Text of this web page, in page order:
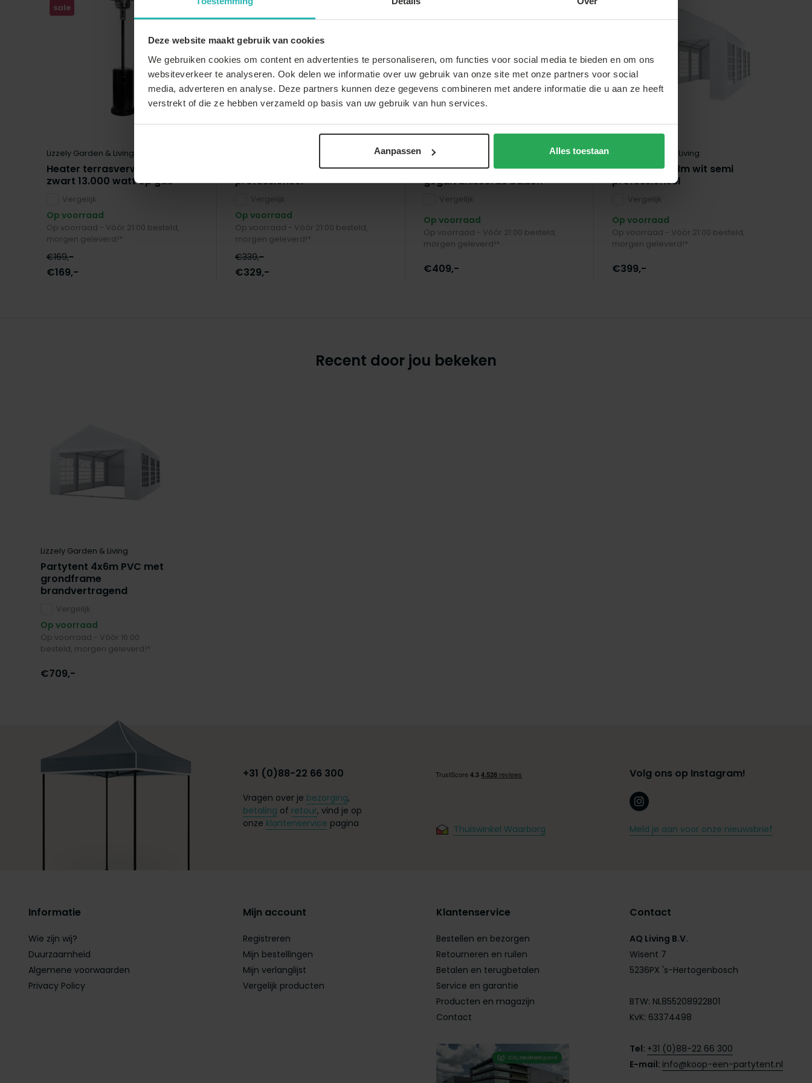
Deze website maakt gebruik van cookies
We gebruiken cookies om content en advertenties te personaliseren, om functies voor social media te bieden en om ons
websiteverkeer te analyseren. Ook delen we informatie over uw gebruik van onze site met onze partners voor social
media, adverteren en analyse. Deze partners kunnen deze gegevens combineren met andere informatie die u aan ze heeft
verstrekt of die ze hebben verzameld op basis van uw gebruik van hun services.
Aanpassen Alles toestaan
sale
Lizzely Garden & Living
Heater terrasverwarmer
zwart 13.000 watt op gas
Vergelijk
Op voorraad
Op voorraad - Vóór 21:00 besteld,
morgen geleverd!*
€169,-
€169,-
sale
Partytent 4x6m wit semi
professioneel
Vergelijk
Op voorraad
Op voorraad - Vóór 21:00 besteld,
morgen geleverd!*
€339,-
€329,-
Lizzely Garden & Living
Partytent 4x6m Premium
gegalvaniseerde buizen
Vergelijk
Op voorraad
Op voorraad - Vóór 21:00 besteld,
morgen geleverd!*
€409,-
Lizzely Garden & Living
Partytent 4x8m wit semi
professioneel
Vergelijk
Op voorraad
Op voorraad - Vóór 21:00 besteld,
morgen geleverd!*
€399,-
Recent door jou bekeken
Lizzely Garden & Living
Partytent 4x6m PVC met
grondframe
brandvertragend
Vergelijk
Op voorraad
Op voorraad - Vóór 16:00
besteld, morgen geleverd!*
€709,-
+31 (0)88-22 66 300
Vragen over je bezorging,
betaling of retour, vind je op
onze klantenservice pagina Thuiswinkel Waarborg
Volg ons op Instagram!
Meld je aan voor onze nieuwsbrief
Informatie
Wie zijn wij?
Duurzaamheid
Algemene voorwaarden
Privacy Policy
Mijn account
Registreren
Mijn bestellingen
Mijn verlanglijst
Vergelijk producten
Klantenservice
Bestellen en bezorgen
Retourneren en ruilen
Betalen en terugbetalen
Service en garantie
Producten en magazijn
Contact
Contact
AQ Living B.V.
Wisent 7
5236PX 's-Hertogenbosch
BTW: NL855208922B01
KvK: 63374498
Tel: +31 (0)88-22 66 300
E-mail: info@koop-een-partytent.nl